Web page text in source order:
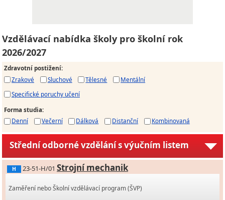
Vzdělávací nabídka školy pro školní rok
2026/2027
Zdravotní postižení:
Zrakové
Sluchové Tělesné
Mentální
Specifické poruchy učení
Forma studia:
Denní
Večerní Dálková Distanční Kombinovaná
Střední odborné vzdělání s výučním listem
H 23-51-H/01 Strojní mechanik
Zaměření nebo Školní vzdělávací program (ŠVP)